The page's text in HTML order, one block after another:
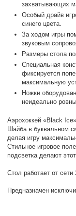
захватывающих
Особый драйв
синего цвета.
За ходом игры
звуковым
Размеры стола
Специальная
фиксируется
максимальную
Ножки
неидеально
Аэрохоккей «Black
Шайба в буквальном
делая игру
Стильное игровое
подсветка делают
Стол работает от сети
Предназначен